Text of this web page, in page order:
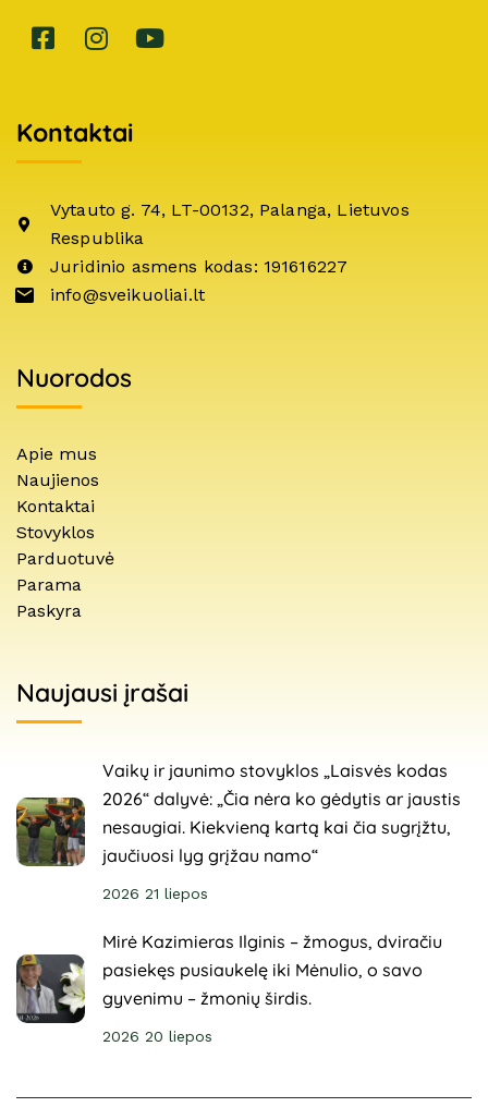
Kontaktai
Vytauto g. 74, LT-00132, Palanga, Lietuvos
Respublika
Juridinio asmens kodas: 191616227
info@sveikuoliai.lt
Nuorodos
Apie mus
Naujienos
Kontaktai
Stovyklos
Parduotuvė
Parama
Paskyra
Naujausi įrašai
Vaikų ir jaunimo stovyklos „Laisvės kodas
2026“ dalyvė: „Čia nėra ko gėdytis ar jaustis
nesaugiai. Kiekvieną kartą kai čia sugrįžtu,
jaučiuosi lyg grįžau namo“
2026 21 liepos
Mirė Kazimieras Ilginis – žmogus, dviračiu
pasiekęs pusiaukelę iki Mėnulio, o savo
gyvenimu – žmonių širdis.
2026 20 liepos